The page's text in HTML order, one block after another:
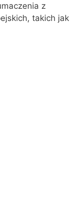
z
takich jak